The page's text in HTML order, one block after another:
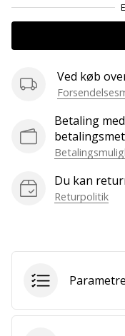
administrerer
en
Facebook-
eller
diskussionsforum?
tjene.
artikler
Ved køb
Betaling
Du kan
Returpolitik
Parametre